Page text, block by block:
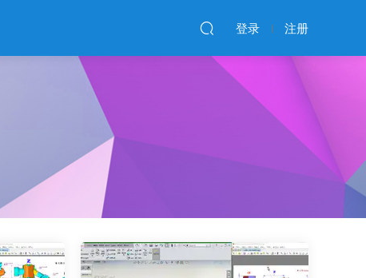
登录 注册